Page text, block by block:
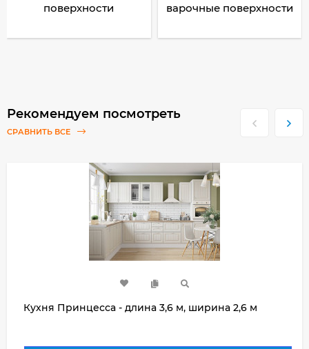
поверхности
варочные поверхности
Рекомендуем посмотреть
СРАВНИТЬ ВСЕ
Кухня Принцесса - длина 3,6 м, ширина 2,6 м